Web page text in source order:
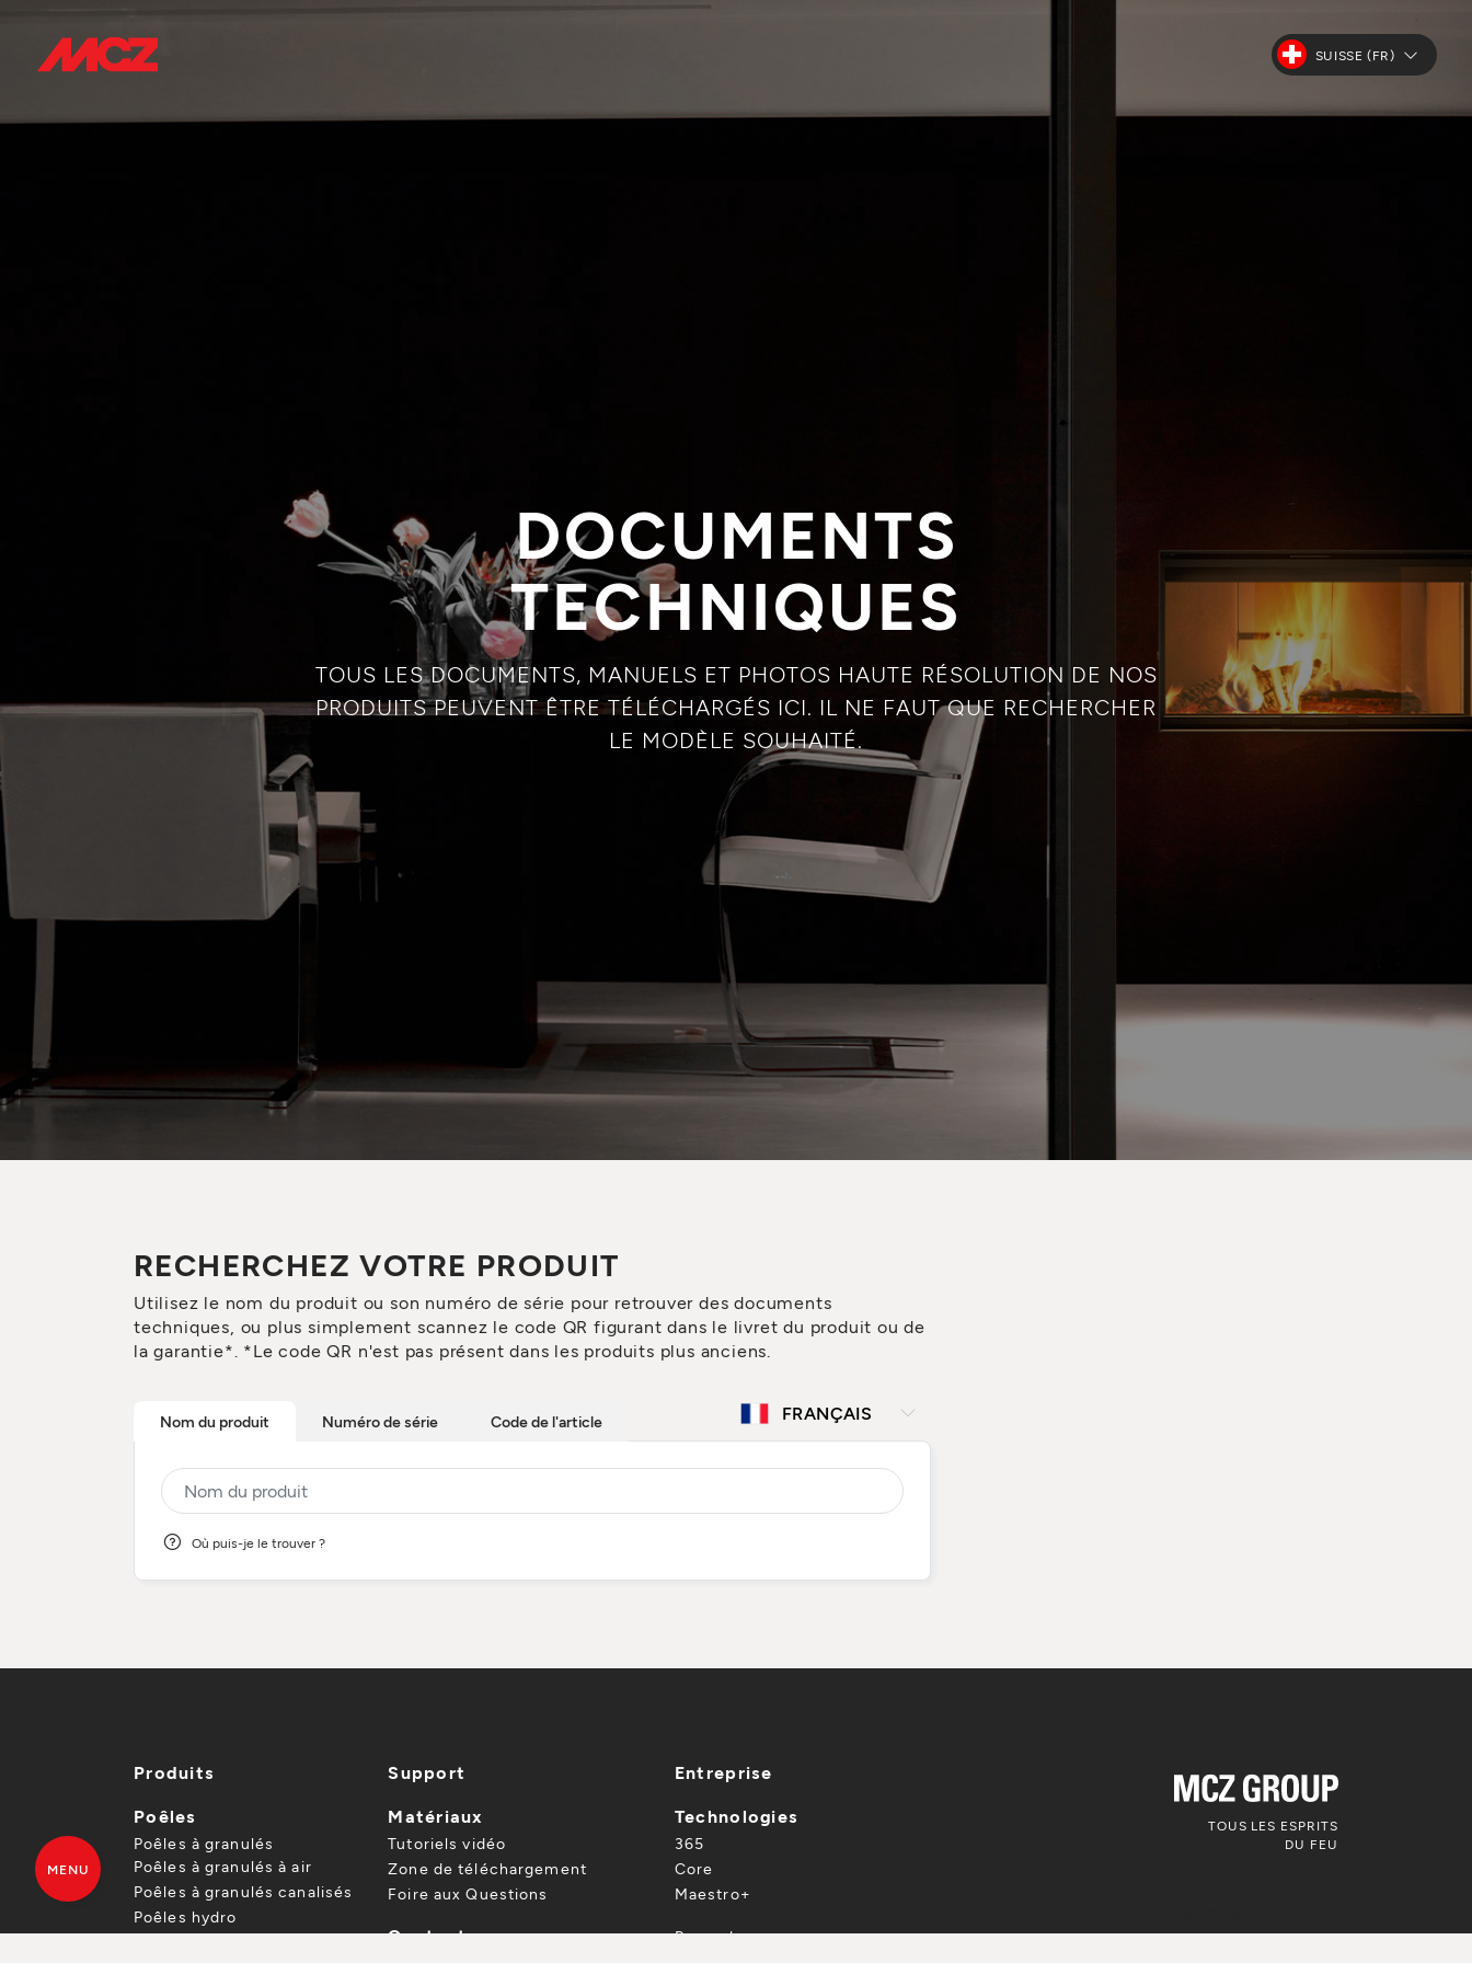
SUISSE (FR)
DOCUMENTS
TECHNIQUES
TOUS LES DOCUMENTS, MANUELS ET PHOTOS HAUTE RÉSOLUTION DE NOS
PRODUITS PEUVENT ÊTRE TÉLÉCHARGÉS ICI. IL NE FAUT QUE RECHERCHER
LE MODÈLE SOUHAITÉ.
RECHERCHEZ VOTRE PRODUIT
Utilisez le nom du produit ou son numéro de série pour retrouver des documents
techniques, ou plus simplement scannez le code QR figurant dans le livret du produit ou de
la garantie*. *Le code QR n'est pas présent dans les produits plus anciens.
Nom du produit Numéro de série Code de l'article
Où puis-je le trouver ?
Produits
Poêles
Poêles à granulés
Poêles à granulés à air
Poêles à granulés canalisés
Poêles hydro
Support
Matériaux
Tutoriels vidéo
Zone de téléchargement
Foire aux Questions
Contactez nous
Entreprise
Technologies
365
Core
Maestro+
Revendeurs
TOUS LES ESPRITS
DU FEU
MENU